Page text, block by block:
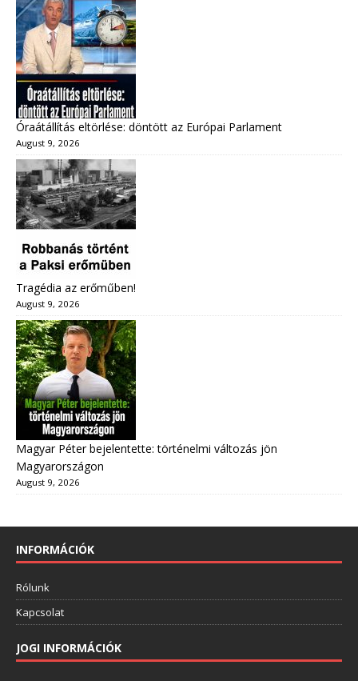
Óraátállítás eltörlése: döntött az Európai Parlament
August 9, 2026
Tragédia az erőműben!
August 9, 2026
Magyar Péter bejelentette: történelmi változás jön
Magyarországon
August 9, 2026
INFORMÁCIÓK
Rólunk
Kapcsolat
JOGI INFORMÁCIÓK